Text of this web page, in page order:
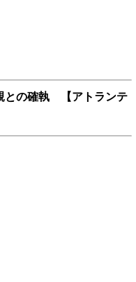
確執 【アトランテ